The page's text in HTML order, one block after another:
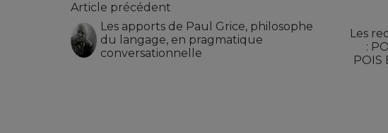
Article précédent
Les apports de Paul Grice, philosophe
du langage, en pragmatique
conversationnelle
Les
:
POIS